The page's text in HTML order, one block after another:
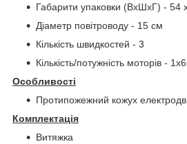
Габарити упаковки (ВхШхГ) - 54
Діаметр повітроводу - 15 см
Кількість швидкостей - 3
Кількість/потужність моторів -
Особливості
Протипожежний кожух
Комплектація
Витяжка